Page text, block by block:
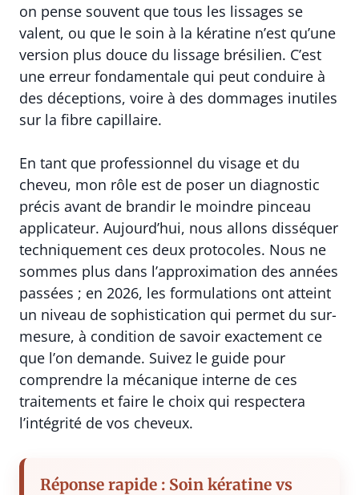
on pense souvent que tous les lissages se
valent, ou que le soin à la kératine n’est qu’une
version plus douce du lissage brésilien. C’est
une erreur fondamentale qui peut conduire à
des déceptions, voire à des dommages inutiles
sur la fibre capillaire.
En tant que professionnel du visage et du
cheveu, mon rôle est de poser un diagnostic
précis avant de brandir le moindre pinceau
applicateur. Aujourd’hui, nous allons disséquer
techniquement ces deux protocoles. Nous ne
sommes plus dans l’approximation des années
passées ; en 2026, les formulations ont atteint
un niveau de sophistication qui permet du sur-
mesure, à condition de savoir exactement ce
que l’on demande. Suivez le guide pour
comprendre la mécanique interne de ces
traitements et faire le choix qui respectera
l’intégrité de vos cheveux.
Réponse rapide : Soin kératine vs